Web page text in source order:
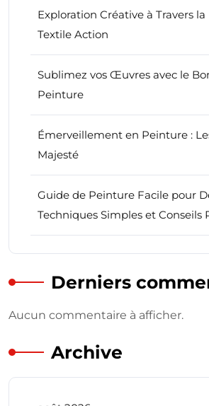
Exploration Créative à Travers
Textile Action
Sublimez vos Œuvres avec le
Peinture
Émerveillement en Peinture :
Majesté
Guide de Peinture Facile pour
Techniques Simples et Conseils
Derniers
Aucun commentaire à afficher.
Archive